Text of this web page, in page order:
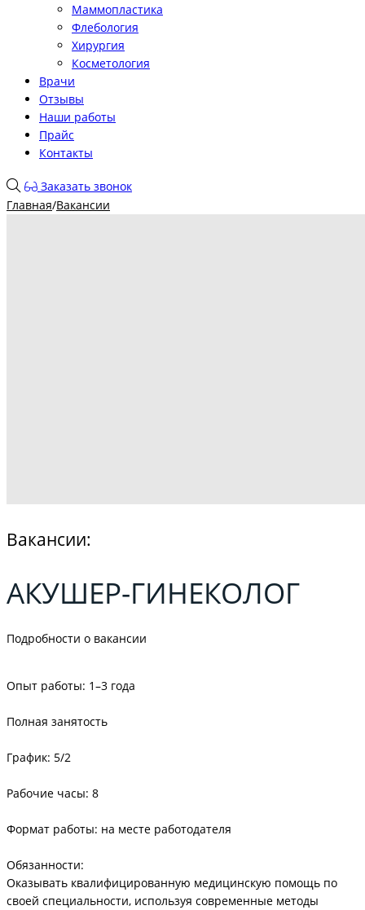
Маммопластика
Флебология
Хирургия
Косметология
Врачи
Отзывы
Наши работы
Прайс
Контакты
Заказать звонок
Главная/Вакансии
Вакансии:
АКУШЕР-ГИНЕКОЛОГ
Подробности о вакансии
Опыт работы: 1–3 года
Полная занятость
График: 5/2
Рабочие часы: 8
Формат работы: на месте работодателя
Обязанности:
Оказывать квалифицированную медицинскую помощь по
своей специальности, используя современные методы